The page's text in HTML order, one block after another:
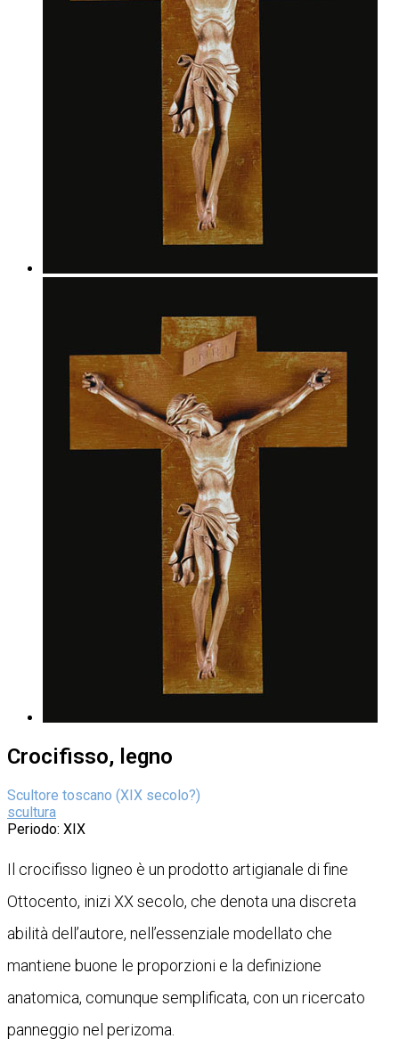
Crocifisso, legno
Scultore toscano (XIX secolo?)
scultura
Periodo: XIX
Il crocifisso ligneo è un prodotto artigianale di fine
Ottocento, inizi XX secolo, che denota una discreta
abilità dell’autore, nell’essenziale modellato che
mantiene buone le proporzioni e la definizione
anatomica, comunque semplificata, con un ricercato
panneggio nel perizoma.